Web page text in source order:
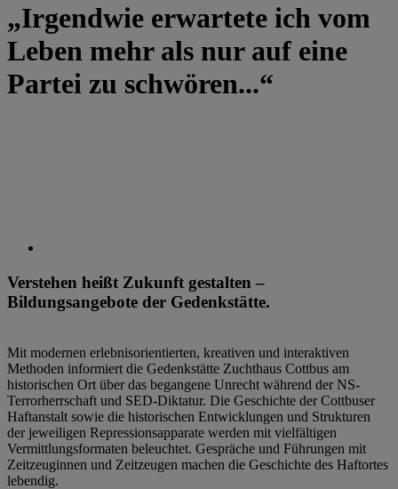
„Irgendwie erwartete ich vom
Leben mehr als nur auf eine
Partei zu schwören...“
Verstehen heißt Zukunft gestalten –
Bildungsangebote der Gedenkstätte.
Mit modernen erlebnisorientierten, kreativen und interaktiven
Methoden informiert die Gedenkstätte Zuchthaus Cottbus am
historischen Ort über das begangene Unrecht während der NS-
Terrorherrschaft und SED-Diktatur. Die Geschichte der Cottbuser
Haftanstalt sowie die historischen Entwicklungen und Strukturen
der jeweiligen Repressionsapparate werden mit vielfältigen
Vermittlungsformaten beleuchtet. Gespräche und Führungen mit
Zeitzeuginnen und Zeitzeugen machen die Geschichte des Haftortes
lebendig.